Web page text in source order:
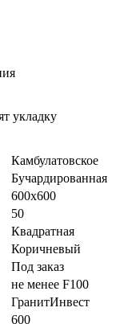
укладку
Камбулатовское
Бучардированная
600х600
50
Квадратная
Коричневый
Под заказ
не менее F100
ГранитИнвест
600